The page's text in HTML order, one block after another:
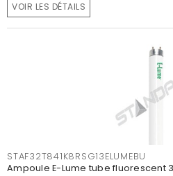
VOIR LES DÉTAILS
STAF32T841K8RSG13ELUMEBU
Ampoule E-Lume tube fluorescent